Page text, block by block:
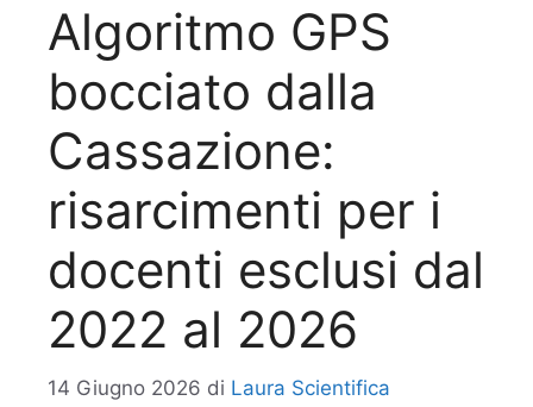
Algoritmo GPS
bocciato dalla
Cassazione:
risarcimenti per i
docenti esclusi dal
2022 al 2026
14 Giugno 2026 di Laura Scientifica